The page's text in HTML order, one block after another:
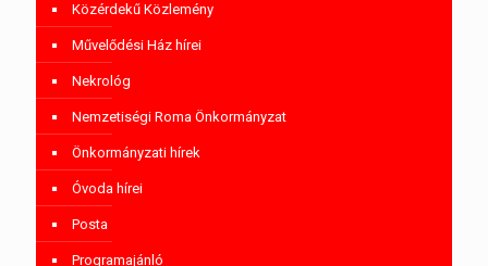
Közérdekű Közlemény
Művelődési Ház hírei
Nekrológ
Nemzetiségi Roma Önkormányzat
Önkormányzati hírek
Óvoda hírei
Posta
Programajánló